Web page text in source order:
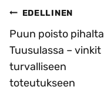
Artikkelien
selaus
EDELLINEN
Puun poisto pihalta
Tuusulassa – vinkit
turvalliseen
toteutukseen